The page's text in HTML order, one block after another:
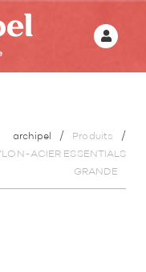
archipel
Produits
ACIER ESSENTIALS
GRANDE